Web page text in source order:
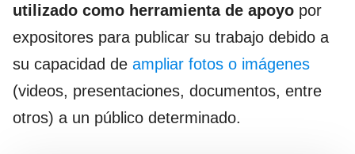
utilizado como herramienta de apoyo por
expositores para publicar su trabajo debido a
su capacidad de ampliar fotos o imágenes
(videos, presentaciones, documentos, entre
otros) a un público determinado.